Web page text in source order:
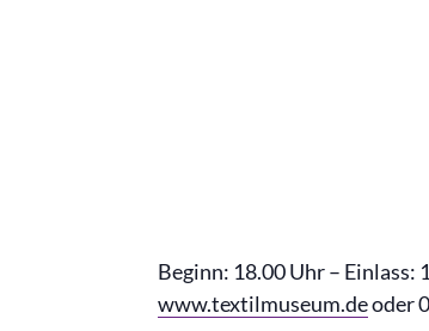
Beginn: 18.00 Uhr –
www.textilmuseum.deoder